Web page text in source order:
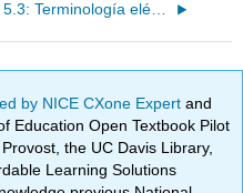
5.3: Terminología eléctrica e iluminación
by NICE CXone Expertand
Education Open Textbook Pilot
the UC Davis Library,
Learning Solutions